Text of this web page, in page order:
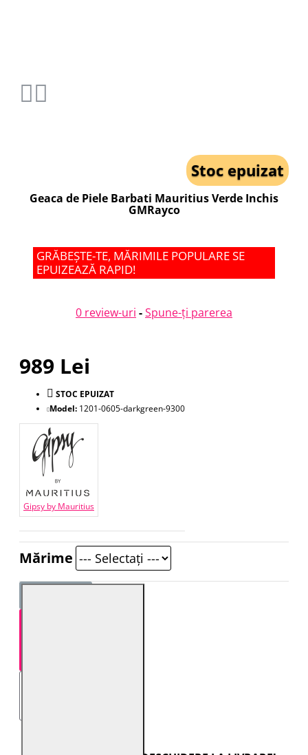
Stoc epuizat
Geaca de Piele Barbati Mauritius Verde Inchis
GMRayco
GRĂBEȘTE-TE, MĂRIMILE POPULARE SE
EPUIZEAZĂ RAPID!
0 review-uri -Spune-ţi parerea
989 Lei
STOC EPUIZAT
Model: 1201-0605-darkgreen-9300
Gipsy by Mauritius
Mărime